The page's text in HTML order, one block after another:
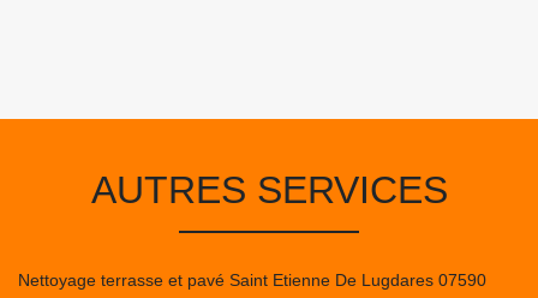
AUTRES SERVICES
Nettoyage terrasse et pavé Saint Etienne De Lugdares 07590